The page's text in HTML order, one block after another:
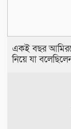
একই বছর আমিরকে
নিয়ে যা